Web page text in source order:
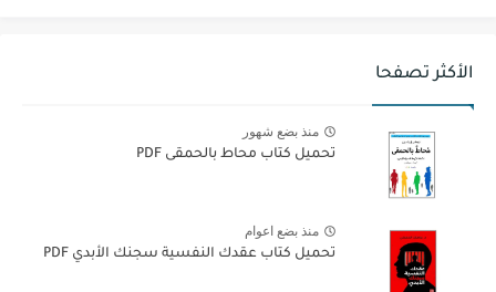
الأكثر تصفحا
منذ بضع شهور
تحميل كتاب محاط بالحمقى PDF
منذ بضع اعوام
تحميل كتاب عقدك النفسية سجنك الأبدي PDF